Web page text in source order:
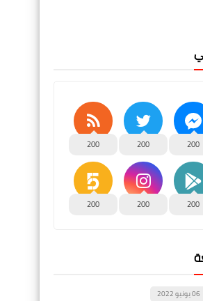
200
200
200
200
200
200
06 يونيو 2022